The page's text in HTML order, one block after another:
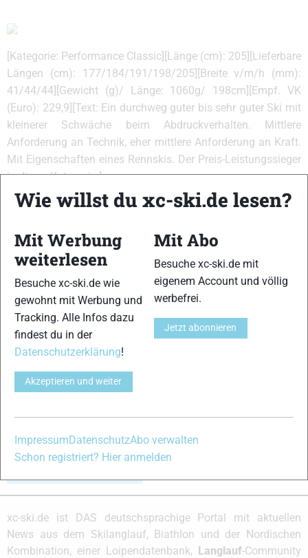
[Kategorie: Performance Classic][Länge (cm): 205][Lieferbare
Längen (cm): 177/184/191/198/205][Breite v/m/h (mm):
41/44/44][Gewicht (g)/ Länge: 1060g/ 198cm][Empf. VK
(Euro): 229,9][Text: Ein durchweg guter bis sehr guter Ski mit
kleinerer Schwäche beim Abdruckverhalten. Mittlere
Anforderung an Technik, eher mittlere Anforderung an Kraft.
Mit Eigenschaften eines Rennskis. Der Preis-Leistungssieger
in dieser Kategorie.]
{Abdruckverhalten:8,11,9,10,12,13,14,15}
{Einschubverhalten:11,13,12,14,15}
{Handling:11,13,12,14,15}{Kurvenverhalten:11,13,12,14}
{Abfahrtsverhalten:12,13,14}
VERWANDTE ARTIKEL
NIS
Weiter
xc-ski.de ist DAS deutschsprachige Portal mit aktuellen
News aus dem Skilanglauf, Biathlon und der Nordischen
Kombination, einer Loipendatenbank, Langlauf-Community
Wie willst du xc-ski.de lesen?
Mit Werbung
weiterlesen
Besuche xc-ski.de wie
gewohnt mit Werbung und
Tracking. Alle Infos dazu
findest du in der
Datenschutzerklärung!
Akzeptieren und weiter
Mit Abo
Besuche xc-ski.de mit
eigenem Account und völlig
werbefrei.
Jetzt abonnieren
Impressum DatenschutzAbo verwalten
Schon registriert? Hier anmelden